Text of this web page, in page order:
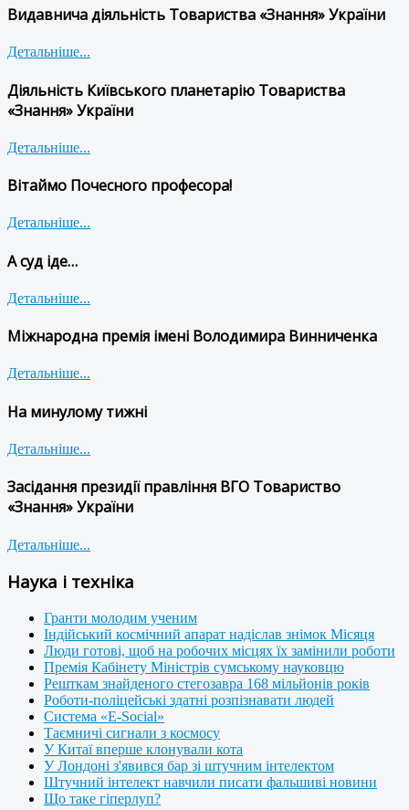
Видавнича діяльність Товариства «Знання» України
Детальніше...
Діяльність Київського планетарію Товариства
«Знання» України
Детальніше...
Вітаймо Почесного професора!
Детальніше...
А суд іде…
Детальніше...
Міжнародна премія імені Володимира Винниченка
Детальніше...
На минулому тижні
Детальніше...
Засідання президії правління ВГО Товариство
«Знання» України
Детальніше...
Наука і техніка
Гранти молодим ученим
Індійський космічний апарат надіслав знімок Місяця
Люди готові, щоб на робочих місцях їх замінили роботи
Премія Кабінету Міністрів сумському науковцю
Решткам знайденого стегозавра 168 мільйонів років
Роботи-поліцейські здатні розпізнавати людей
Система «E-Social»
Таємничі сигнали з космосу
У Китаї вперше клонували кота
У Лондоні з'явився бар зі штучним інтелектом
Штучний інтелект навчили писати фальшиві новини
Що таке гіперлуп?